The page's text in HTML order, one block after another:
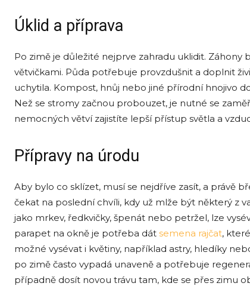
Úklid a příprava
Po zimě je důležité nejprve zahradu uklidit.
větvičkami. Půda potřebuje provzdušnit a doplnit
uchytila. Kompost, hnůj nebo jiné přírodní hnojivo
Než se stromy začnou probouzet, je nutné se
nemocných větví zajistíte lepší přístup světla a
Přípravy na úrodu
Aby bylo co sklízet, musí se nejdříve zasít, a právě
čekat na poslední chvíli, kdy už mlže být některý z
jako mrkev, ředkvičky, špenát nebo petržel, lze
parapet na okně je potřeba dát semena rajčat,
možné vysévat i květiny, například astry, hledíky
po zimě často vypadá unaveně a potřebuje
případně dosít novou trávu tam, kde se přes zimu